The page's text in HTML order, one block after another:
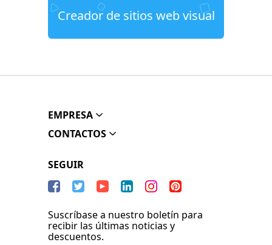
Creador de sitios web visual
EMPRESA
CONTACTOS
SEGUIR
Suscríbase a nuestro boletín para
recibir las últimas noticias y
descuentos.